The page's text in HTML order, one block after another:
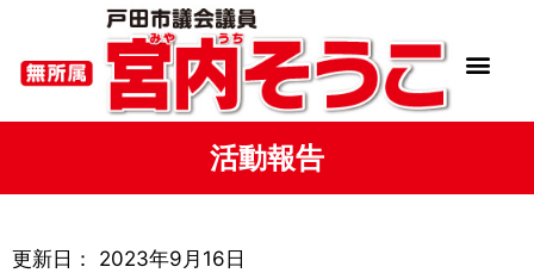
活動報告
更新日： 2023年9月16日